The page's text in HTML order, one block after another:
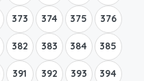
373 374 375 376
382 383 384 385
391 392 393 394